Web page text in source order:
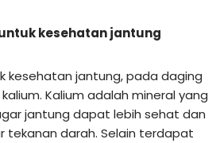
kesehatan jantung
kesehatan jantung, pada daging
Kalium adalah mineral yang
jantung dapat lebih sehat dan
darah. Selain terdapat